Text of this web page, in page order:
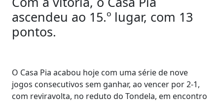
ascendeu ao 15.º lugar, com 13
pontos.
O Casa Pia acabou hoje com uma série de nove
jogos consecutivos sem ganhar, ao vencer por 2-1,
com reviravolta, no reduto do Tondela, em encontro